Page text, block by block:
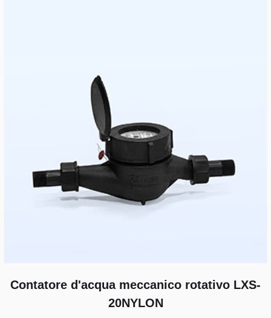
Contatore d'acqua meccanico rotativo LXS-
20NYLON